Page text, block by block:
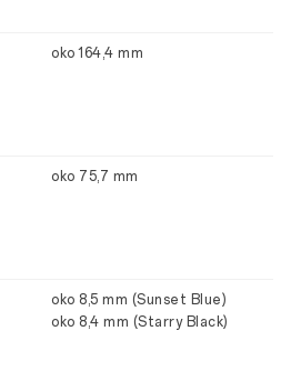
oko 164,4 mm
oko 75,7 mm
oko 8,5 mm (Sunset Blue)
oko 8,4 mm (Starry Black)